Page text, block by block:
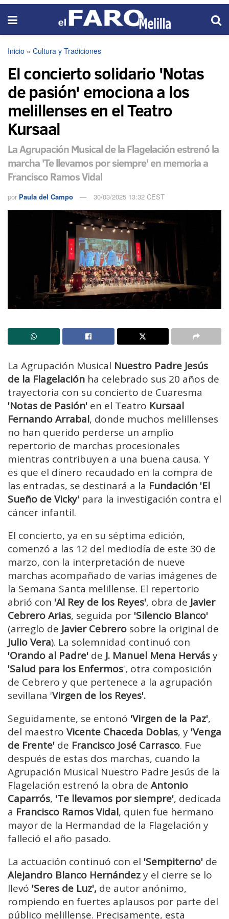
Inicio » Cultura y Tradiciones
El concierto solidario 'Notas
de pasión' emociona a los
melillenses en el Teatro
Kursaal
La Agrupación Musical de la Flagelación estrenó la
marcha 'Te llevamos por siempre' en memoria a
Francisco Ramos Vidal
por Paula del Campo 30/03/2025 13:32 CEST
La Agrupación Musical Nuestro Padre Jesús
de la Flagelación ha celebrado sus 20 años de
trayectoria con su concierto de Cuaresma
'Notas de Pasión' en el Teatro Kursaal
Fernando Arrabal, donde muchos melillenses
no han querido perderse un amplio
repertorio de marchas procesionales
mientras contribuyen a una buena causa. Y
es que el dinero recaudado en la compra de
las entradas, se destinará a la Fundación 'El
Sueño de Vicky' para la investigación contra el
cáncer infantil.
El concierto, ya en su séptima edición,
comenzó a las 12 del mediodía de este 30 de
marzo, con la interpretación de nueve
marchas acompañado de varias imágenes de
la Semana Santa melillense. El repertorio
abrió con 'Al Rey de los Reyes', obra de Javier
Cebrero Arias, seguida por 'Silencio Blanco'
(arreglo de Javier Cebrero sobre la original de
Julio Vera). La solemnidad continuó con
'Orando al Padre' de J. Manuel Mena Hervásy
'Salud para los Enfermos', otra composición
de Cebrero y que pertenece a la agrupación
sevillana 'Virgen de los Reyes'.
Seguidamente, se entonó 'Virgen de la Paz',
del maestro Vicente Chaceda Doblas, y 'Venga
de Frente' de Francisco José Carrasco. Fue
después de estas dos marchas, cuando la
Agrupación Musical Nuestro Padre Jesús de la
Flagelación estrenó la obra de Antonio
Caparrós, 'Te llevamos por siempre', dedicada
a Francisco Ramos Vidal, quien fue hermano
mayor de la Hermandad de la Flagelación y
falleció el año pasado.
La actuación continuó con el 'Sempiterno' de
Alejandro Blanco Hernándezy el cierre se lo
llevó 'Seres de Luz', de autor anónimo,
rompiendo en fuertes aplausos por parte del
público melillense. Precisamente, esta